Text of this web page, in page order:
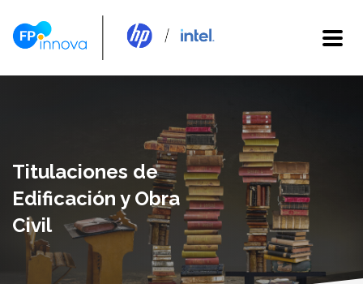
Titulaciones de
Edificación y Obra
Civil